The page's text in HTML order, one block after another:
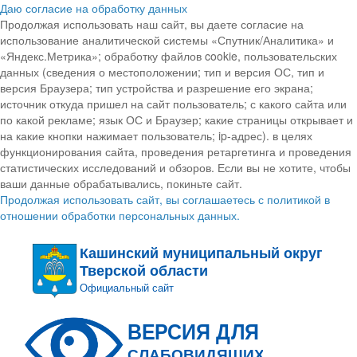
Даю согласие на обработку данных
Продолжая использовать наш сайт, вы даете согласие на
использование аналитической системы «Спутник/Аналитика» и
«Яндекс.Метрика»; обработку файлов cookie, пользовательских
данных (сведения о местоположении; тип и версия ОС, тип и
версия Браузера; тип устройства и разрешение его экрана;
источник откуда пришел на сайт пользователь; с какого сайта или
по какой рекламе; язык ОС и Браузер; какие страницы открывает и
на какие кнопки нажимает пользователь; ip-адрес). в целях
функционирования сайта, проведения ретаргетинга и проведения
статистических исследований и обзоров. Если вы не хотите, чтобы
ваши данные обрабатывались, покиньте сайт.
Продолжая использовать сайт, вы соглашаетесь с политикой в
отношении обработки персональных данных.